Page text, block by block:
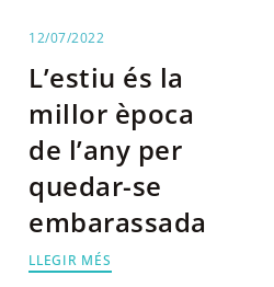
12/07/2022
L’estiu és la
millor època
de l’any per
quedar-se
embarassada
LLEGIR MÉS